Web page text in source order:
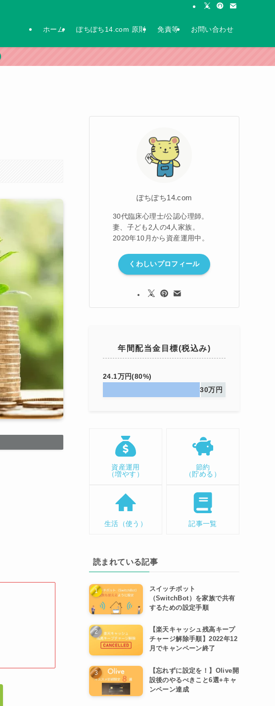
ホーム ぽちぽち14.com 原則 免責等 お問い合わせ
ぽちぽち14.com
30代臨床心理士/公認心理師。
妻、子ども2人の4人家族。
2020年10月から資産運用中。
くわしいプロフィール
年間配当金目標(税込み)
24.1万円(80%)
30万円
資産運用
（増やす）
節約
（貯める）
生活（使う） 記事一覧
読まれている記事
スイッチボット
（SwitchBot）を家族で共有
するための設定手順
【楽天キャッシュ残高キープ
チャージ解除手順】2022年12
月でキャンペーン終了
【忘れずに設定を！】Olive開
設後のやるべきこと6選+キャ
ンペーン達成